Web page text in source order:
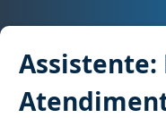
Assistente: